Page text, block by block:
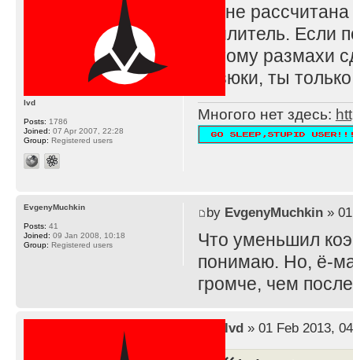
TS не
усилитель. Если
потому размахи
резюки, ты
Многого нет здесь:
lvd
Posts: 1786
Joined: 07 Apr 2007, 22:28
Group: Registered users
by EvgenyMuchkin» 01
Что уменьшил
понимаю. Но, ё-
громче, чем
EvgenyMuchkin
Posts: 41
Joined: 09 Jan 2008, 10:18
Group: Registered users
lvd» 01 Feb 2013,